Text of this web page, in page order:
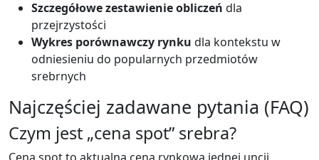
Szczegółowe zestawienie obliczeń dla
przejrzystości
Wykres porównawczy rynku dla kontekstu w
odniesieniu do popularnych przedmiotów
srebrnych
Najczęściej zadawane pytania (FAQ)
Czym jest „cena spot” srebra?
Cena spot to aktualna cena rynkowa jednej uncji